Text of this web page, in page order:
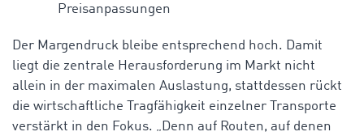
Preisanpassungen
Der Margendruck bleibe entsprechend hoch. Damit
liegt die zentrale Herausforderung im Markt nicht
allein in der maximalen Auslastung, stattdessen rückt
die wirtschaftliche Tragfähigkeit einzelner Transporte
verstärkt in den Fokus. „Denn auf Routen, auf denen